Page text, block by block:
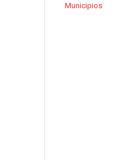
Municipios